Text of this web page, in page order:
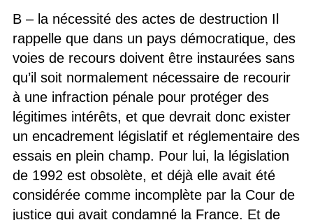
B – la nécessité des actes de destruction Il
rappelle que dans un pays démocratique, des
voies de recours doivent être instaurées sans
qu’il soit normalement nécessaire de recourir
à une infraction pénale pour protéger des
légitimes intérêts, et que devrait donc exister
un encadrement législatif et réglementaire des
essais en plein champ. Pour lui, la législation
de 1992 est obsolète, et déjà elle avait été
considérée comme incomplète par la Cour de
justice qui avait condamné la France. Et de